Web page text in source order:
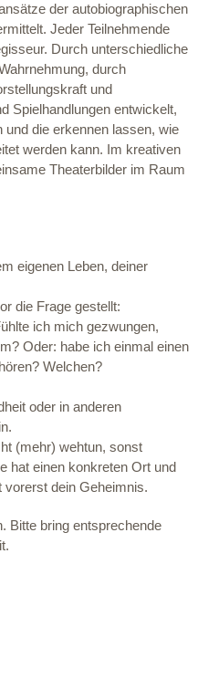
der autobiographischen
Jeder Teilnehmende
Durch unterschiedliche
durch
und
Spielhandlungen entwickelt,
und die erkennen lassen, wie
werden kann. Im kreativen
Theaterbilder im Raum
eigenen Leben, deiner
die Frage gestellt:
ich mich gezwungen,
Oder: habe ich einmal einen
Welchen?
oder in anderen
(mehr) wehtun, sonst
hat einen konkreten Ort und
dein Geheimnis.
Bitte bring entsprechende